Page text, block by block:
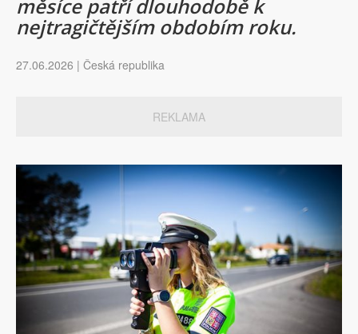
měsíce patří dlouhodobě k
nejtragičtějším obdobím roku.
27.06.2026 | Česká republika
REKLAMA